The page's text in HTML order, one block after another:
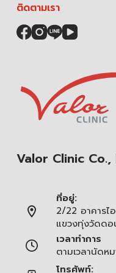
ติดตามเรา
Valor Clinic Co.,
ที่อยู่:
2/22 อาคารไ
แขวงทุ่งวัดดอ
เวลาทำการ
ตามเวลานัดห
โทรศัพท์: